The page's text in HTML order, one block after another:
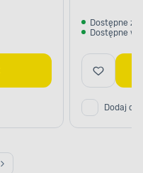
Dostępne z
Dostępne w
Dodaj do